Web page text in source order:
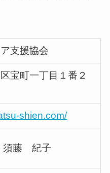
支援協会
宝町一丁目１番２
shien.com/
須藤 紀子